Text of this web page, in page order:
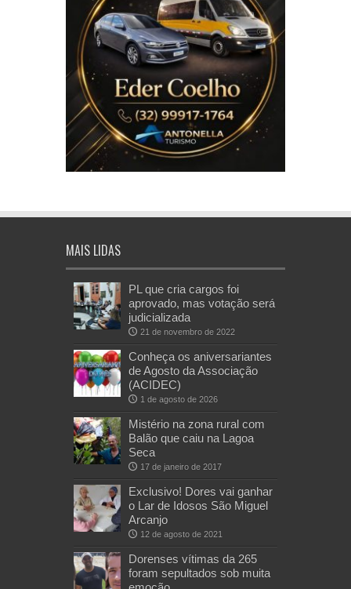
MAIS LIDAS
PL que cria cargos foi
aprovado, mas votação será
judicializada
21 de novembro de 2022
Conheça os aniversariantes
de Agosto da Associação
(ACIDEC)
1 de agosto de 2026
Mistério na zona rural com
Balão que caiu na Lagoa
Seca
17 de janeiro de 2017
Exclusivo! Dores vai ganhar
o Lar de Idosos São Miguel
Arcanjo
12 de agosto de 2021
Dorenses vítimas da 265
foram sepultados sob muita